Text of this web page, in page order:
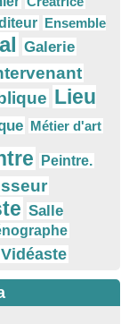
Ensemble
Galerie
Lieu
Métier d'art
Peintre.
Salle
Vidéaste